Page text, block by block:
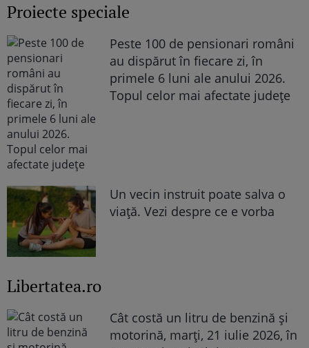
Proiecte speciale
Peste 100 de pensionari români
au dispărut în fiecare zi, în
primele 6 luni ale anului 2026.
Topul celor mai afectate județe
Un vecin instruit poate salva o
viață. Vezi despre ce e vorba
Libertatea.ro
Cât costă un litru de benzină și
motorină, marți, 21 iulie 2026, în